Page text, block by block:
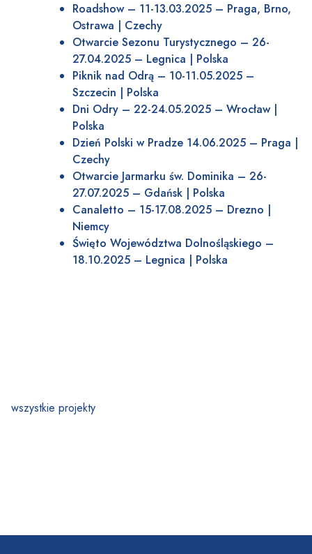
Roadshow – 11-13.03.2025 – Praga, Brno,
Ostrawa | Czechy
Otwarcie Sezonu Turystycznego – 26-
27.04.2025 – Legnica | Polska
Piknik nad Odrą – 10-11.05.2025 –
Szczecin | Polska
Dni Odry – 22-24.05.2025 – Wrocław |
Polska
Dzień Polski w Pradze 14.06.2025 – Praga |
Czechy
Otwarcie Jarmarku św. Dominika – 26-
27.07.2025 – Gdańsk | Polska
Canaletto – 15-17.08.2025 – Drezno |
Niemcy
Święto Województwa Dolnośląskiego –
18.10.2025 – Legnica | Polska
wszystkie projekty